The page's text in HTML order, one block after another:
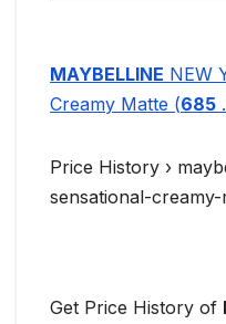
MAYBELLINE NEW
Creamy Matte (685
Price History ›
sensational-
Get Price History of